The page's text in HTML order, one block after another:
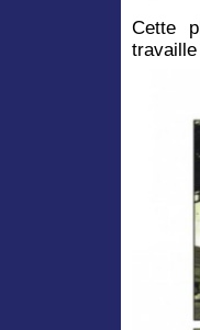
Cette